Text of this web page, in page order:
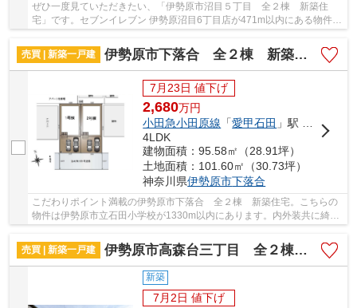
ぜひ一度見ていただきたい、「伊勢原市沼目５丁目 全２棟 新築住
宅」です。セブンイレブン 伊勢原沼目6丁目店が471m以内にある物件で
売買 | 新築一戸建
伊勢原市下落合 全２棟 新築住宅
7月23日 値下げ
2,680万円
小田急小田原線 「愛甲石田 」駅 徒歩31分
4LDK
建物面積：95.58㎡（28.91坪）
土地面積：101.60㎡（30.73坪）
神奈川県伊勢原市下落合
こだわりポイント満載の伊勢原市下落合 全２棟 新築住宅。こちらの
物件は伊勢原市立石田小学校が1330m以内にあります。内外装共に綺麗
売買 | 新築一戸建
伊勢原市高森台三丁目 全２棟 新築住宅
新築
7月2日 値下げ